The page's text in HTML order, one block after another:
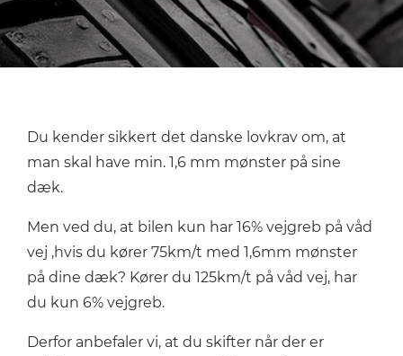
Du kender sikkert det danske lovkrav om, at
man skal have min. 1,6 mm mønster på sine
dæk.
Men ved du, at bilen kun har 16% vejgreb på våd
vej ,hvis du kører 75km/t med 1,6mm mønster
på dine dæk? Kører du 125km/t på våd vej, har
du kun 6% vejgreb.
Derfor anbefaler vi, at du skifter når der er